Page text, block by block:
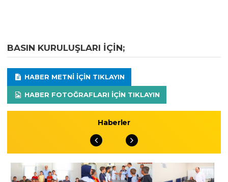
BASIN KURULUŞLARI IÇIN;
HABER METNI IÇIN TIKLAYIN
HABER FOTOĞRAFLARI IÇIN TIKLAYIN
Haberler